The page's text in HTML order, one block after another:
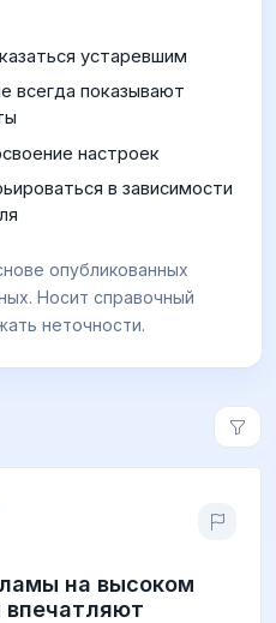
устаревшим
всегда показывают
настроек
в зависимости
опубликованных
Носит справочный
неточности.
на высоком
впечатляют